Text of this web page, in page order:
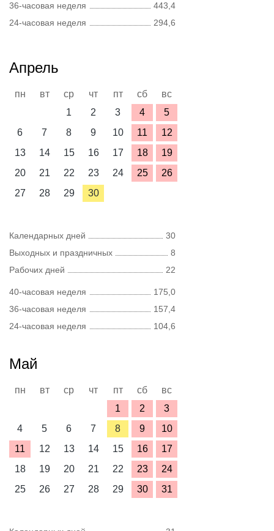
36-часовая неделя
443,4
24-часовая неделя
294,6
Апрель
пн вт ср чт пт сб
вс
1
2 3 4
5
6
7 8 9 10 11
12
13
14 15 16 17 18
19
20
21 22 23 24 25
26
27
28 29 30
Календарных дней
30
Выходных и праздничных
8
Рабочих дней
22
40-часовая неделя
175,0
36-часовая неделя
157,4
24-часовая неделя
104,6
Май
пн вт ср чт пт сб
вс
1
2
3
4
5 6 7 8 9
10
11
12 13 14 15 16
17
18
19 20 21 22 23
24
25
26 27 28 29 30 31